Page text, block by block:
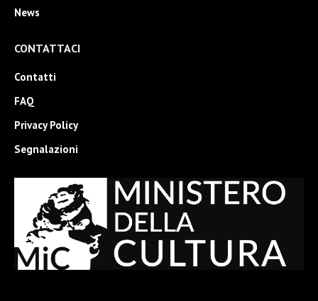
News
CONTATTACI
Contatti
FAQ
Privacy Policy
Segnalazioni